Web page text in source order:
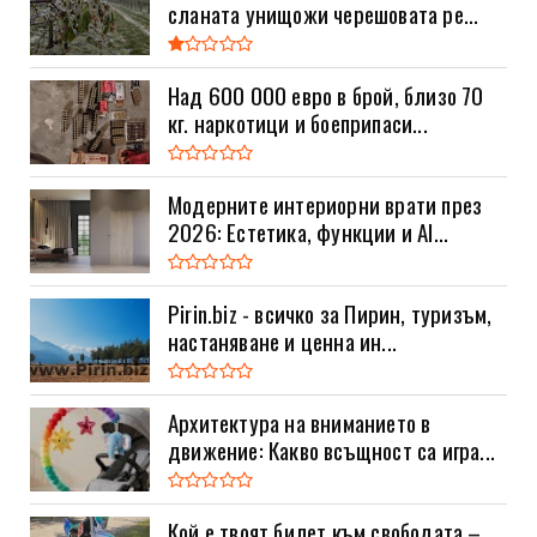
сланата унищожи черешовата ре...
Над 600 000 евро в брой, близо 70
кг. наркотици и боеприпаси...
Модерните интериорни врати през
2026: Естетика, функции и AI...
Pirin.biz - всичко за Пирин, туризъм,
настаняване и ценна ин...
Архитектура на вниманието в
движение: Какво всъщност са игра...